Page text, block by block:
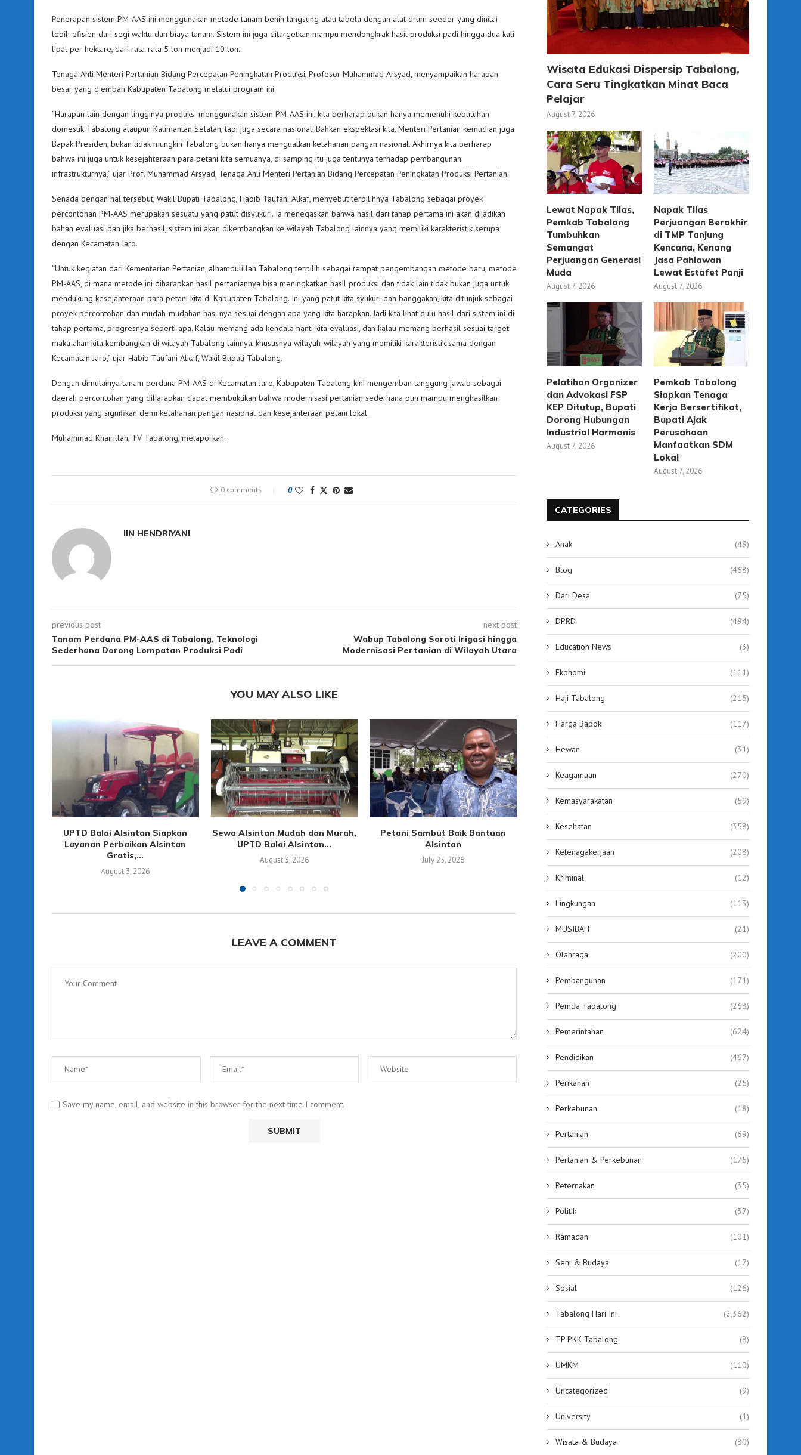
Penerapan sistem PM-AAS ini menggunakan metode tanam benih langsung atau tabela dengan alat drum seeder yang dinilai
lebih efisien dari segi waktu dan biaya tanam. Sistem ini juga ditargetkan mampu mendongkrak hasil produksi padi hingga dua kali
lipat per hektare, dari rata-rata 5 ton menjadi 10 ton.
Tenaga Ahli Menteri Pertanian Bidang Percepatan Peningkatan Produksi, Profesor Muhammad Arsyad, menyampaikan harapan
besar yang diemban Kabupaten Tabalong melalui program ini.
“Harapan lain dengan tingginya produksi menggunakan sistem PM-AAS ini, kita berharap bukan hanya memenuhi kebutuhan
domestik Tabalong ataupun Kalimantan Selatan, tapi juga secara nasional. Bahkan ekspektasi kita, Menteri Pertanian kemudian juga
Bapak Presiden, bukan tidak mungkin Tabalong bukan hanya menguatkan ketahanan pangan nasional. Akhirnya kita berharap
bahwa ini juga untuk kesejahteraan para petani kita semuanya, di samping itu juga tentunya terhadap pembangunan
infrastrukturnya,” ujar Prof. Muhammad Arsyad, Tenaga Ahli Menteri Pertanian Bidang Percepatan Peningkatan Produksi Pertanian.
Senada dengan hal tersebut, Wakil Bupati Tabalong, Habib Taufani Alkaf, menyebut terpilihnya Tabalong sebagai proyek
percontohan PM-AAS merupakan sesuatu yang patut disyukuri. Ia menegaskan bahwa hasil dari tahap pertama ini akan dijadikan
bahan evaluasi dan jika berhasil, sistem ini akan dikembangkan ke wilayah Tabalong lainnya yang memiliki karakteristik serupa
dengan Kecamatan Jaro.
“Untuk kegiatan dari Kementerian Pertanian, alhamdulillah Tabalong terpilih sebagai tempat pengembangan metode baru, metode
PM-AAS, di mana metode ini diharapkan hasil pertaniannya bisa meningkatkan hasil produksi dan tidak lain tidak bukan juga untuk
mendukung kesejahteraan para petani kita di Kabupaten Tabalong. Ini yang patut kita syukuri dan banggakan, kita ditunjuk sebagai
proyek percontohan dan mudah-mudahan hasilnya sesuai dengan apa yang kita harapkan. Jadi kita lihat dulu hasil dari sistem ini di
tahap pertama, progresnya seperti apa. Kalau memang ada kendala nanti kita evaluasi, dan kalau memang berhasil sesuai target
maka akan kita kembangkan di wilayah Tabalong lainnya, khususnya wilayah-wilayah yang memiliki karakteristik sama dengan
Kecamatan Jaro,” ujar Habib Taufani Alkaf, Wakil Bupati Tabalong.
Dengan dimulainya tanam perdana PM-AAS di Kecamatan Jaro, Kabupaten Tabalong kini mengemban tanggung jawab sebagai
daerah percontohan yang diharapkan dapat membuktikan bahwa modernisasi pertanian sederhana pun mampu menghasilkan
produksi yang signifikan demi ketahanan pangan nasional dan kesejahteraan petani lokal.
Muhammad Khairillah, TV Tabalong, melaporkan.
0 comments 0
IIN HENDRIYANI
previous post
Tanam Perdana PM-AAS di Tabalong, Teknologi
Sederhana Dorong Lompatan Produksi Padi
next post
Wabup Tabalong Soroti Irigasi hingga
Modernisasi Pertanian di Wilayah Utara
YOU MAY ALSO LIKE
UPTD Balai Alsintan Siapkan
Layanan Perbaikan Alsintan
Gratis,...
August 3, 2026
Sewa Alsintan Mudah dan Murah,
UPTD Balai Alsintan...
August 3, 2026
Petani Sambut Baik Bantuan
Alsintan
July 25, 2026
Haji Fani Tegaskan Komitmen
July 25, 2026
Dukung Ketahanan
July 25, 2026
LEAVE A COMMENT
Save my name, email, and website in this browser for the next time I comment.
Wisata Edukasi Dispersip Tabalong,
Cara Seru Tingkatkan Minat Baca
Pelajar
August 7, 2026
Lewat Napak Tilas,
Pemkab Tabalong
Tumbuhkan
Semangat
Perjuangan Generasi
Muda
August 7, 2026
Napak Tilas
Perjuangan Berakhir
di TMP Tanjung
Kencana, Kenang
Jasa Pahlawan
Lewat Estafet Panji
August 7, 2026
Pelatihan Organizer
dan Advokasi FSP
KEP Ditutup, Bupati
Dorong Hubungan
Industrial Harmonis
August 7, 2026
Pemkab Tabalong
Siapkan Tenaga
Kerja Bersertifikat,
Bupati Ajak
Perusahaan
Manfaatkan SDM
Lokal
August 7, 2026
CATEGORIES
Anak (49)
Blog (468)
Dari Desa (75)
DPRD (494)
Education News (3)
Ekonomi (111)
Haji Tabalong (215)
Harga Bapok (117)
Hewan (31)
Keagamaan (270)
Kemasyarakatan (59)
Kesehatan (358)
Ketenagakerjaan (208)
Kriminal (12)
Lingkungan (113)
MUSIBAH (21)
Olahraga (200)
Pembangunan (171)
Pemda Tabalong (268)
Pemerintahan (624)
Pendidikan (467)
Perikanan (25)
Perkebunan (18)
Pertanian (69)
Pertanian & Perkebunan (175)
Peternakan (35)
Politik (37)
Ramadan (101)
Seni & Budaya (17)
Sosial (126)
Tabalong Hari Ini (2,362)
TP PKK Tabalong (8)
UMKM (110)
Uncategorized (9)
University (1)
Wisata & Budaya (80)